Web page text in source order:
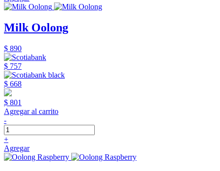
Milk Oolong
$ 890
$ 757
$ 668
$ 801
Agregar al carrito
-
+
Agregar